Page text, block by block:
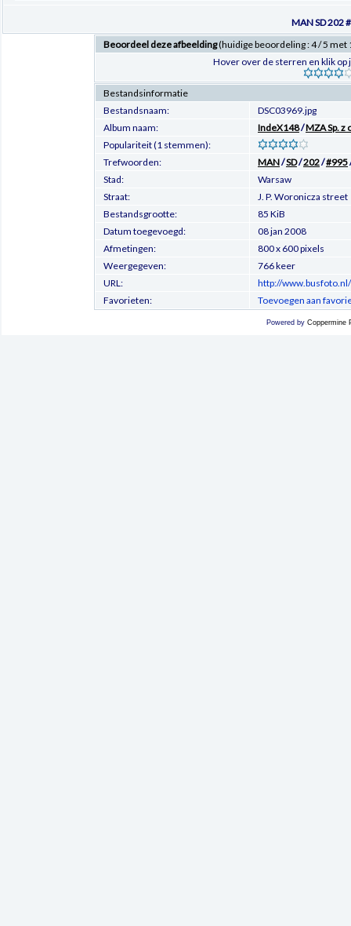
MAN SD 202
Beoordeel deze afbeelding(huidige beoordeling : 4 / 5 met
Hover over de sterren en klik
Bestandsinformatie
Bestandsnaam:
DSC03969.jpg
Album naam:
IndeX148/MZA Sp. z
Populariteit (1 stemmen):
Trefwoorden:
MAN/SD/202/#995
Stad:
Warsaw
Straat:
J. P. Woronicza street
Bestandsgrootte:
85 KiB
Datum toegevoegd:
08 jan 2008
Afmetingen:
800 x 600 pixels
Weergegeven:
766 keer
URL:
http://
Favorieten:
Toevoegen aan
Powered by Coppermine